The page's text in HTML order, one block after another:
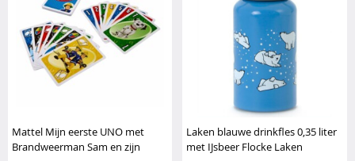
Mattel Mijn eerste UNO met
Brandweerman Sam en zijn
Laken blauwe drinkfles 0,35 liter
met IJsbeer Flocke Laken